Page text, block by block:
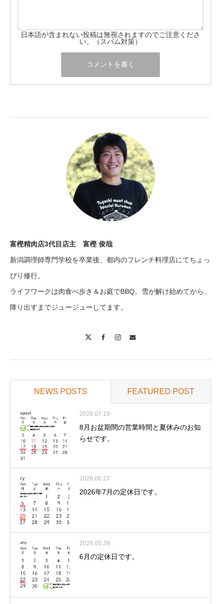
日本語が含まれない投稿は無視されますのでご注意くださ
い。（スパム対策）
富樫精肉店3代目店主 富樫 俊哉
新潟調理師専門学校を卒業後、都内のフレンチ料理店にてちょっ
ぴり修行。
ライフワークは肉食べ歩き＆お庭でBBQ。雪が解け始めてから、
降り出すまでジュージューしてます。
NEWS POSTS FEATURED POST
2026.07.19
8月お盆期間の営業時間と夏休みのお知
らせです。
2026.06.27
2026年7月の定休日です。
2026.05.28
6月の定休日です。